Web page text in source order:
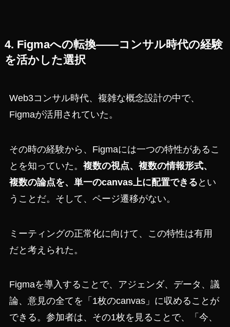
4. Figmaへの転換——コンサル時代の経験
を活かした選択
Web3コンサル時代、複雑な概念設計の中で、
Figmaが活用されていた。
その時の経験から、Figmaには一つの特性があるこ
とを知っていた。 複数の視点、複数の情報形式、
複数の論点を、単一のcanvas上に配置できる とい
うことだ。そして、ページ遷移がない。
ミーティングの正常化に向けて、この特性は有用
だと考えられた。
Figmaを導入することで、アジェンダ、データ、議
論、意見の全てを「1枚のcanvas」に収めることが
できる。参加者は、その1枚を見ることで、「今、